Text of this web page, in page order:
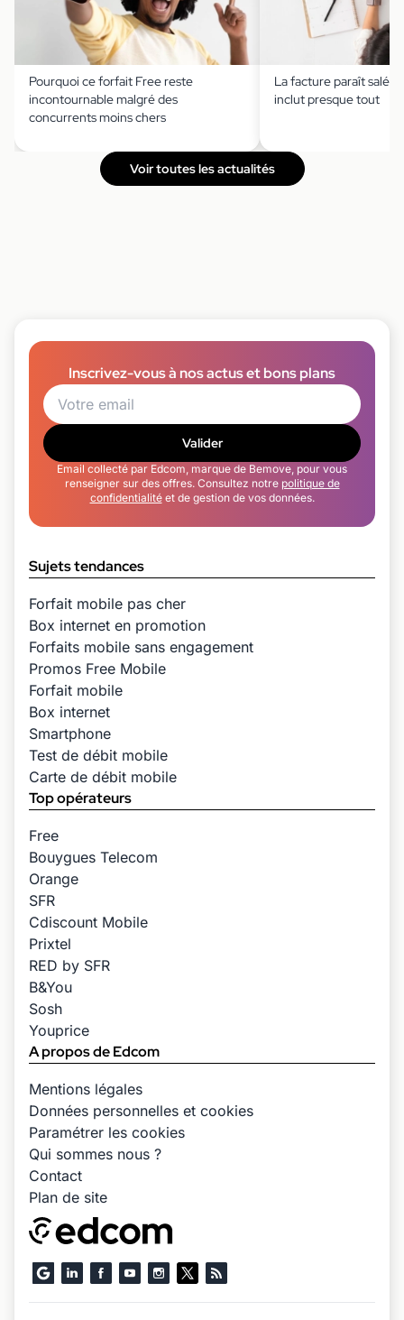
Pourquoi ce forfait Free reste
incontournable malgré des
concurrents moins chers
La facture paraît
inclut presque tout
Voir toutes les actualités
Inscrivez-vous à nos actus et bons plans
Valider
Email collecté par Edcom, marque de Bemove, pour vous
renseigner sur des offres. Consultez notre politique de
confidentialitéet de gestion de vos données.
Sujets tendances
Forfait mobile pas cher
Box internet en promotion
Forfaits mobile sans engagement
Promos Free Mobile
Forfait mobile
Box internet
Smartphone
Test de débit mobile
Carte de débit mobile
Top opérateurs
Free
Bouygues Telecom
Orange
SFR
Cdiscount Mobile
Prixtel
RED by SFR
B&You
Sosh
Youprice
A propos de Edcom
Mentions légales
Données personnelles et cookies
Paramétrer les cookies
Qui sommes nous ?
Contact
Plan de site